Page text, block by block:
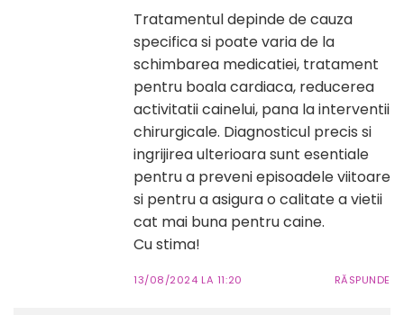
Tratamentul depinde de cauza
specifica si poate varia de la
schimbarea medicatiei, tratament
pentru boala cardiaca, reducerea
activitatii cainelui, pana la interventii
chirurgicale. Diagnosticul precis si
ingrijirea ulterioara sunt esentiale
pentru a preveni episoadele viitoare
si pentru a asigura o calitate a vietii
cat mai buna pentru caine.
Cu stima!
13/08/2024 LA 11:20 RĂSPUNDE